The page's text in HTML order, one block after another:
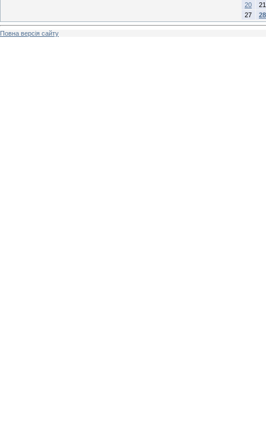
20
21
27
28
Повна версія сайту